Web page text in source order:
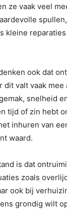
ze vaak veel
kleine
ook dat
dit valt vaak
snelheid
tijd of zin hebt
inhuren van
waard.
is dat
zoals
ook bij
grondig wilt